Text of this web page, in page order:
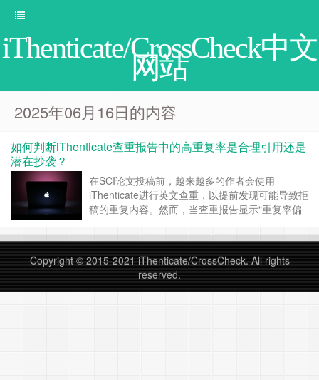
iThenticate/CrossCheck中文
网站
2025年06月16日的内容
如何判断iThenticate查重报告中的高重复率是合理引用还是
潜在抄袭？
在SCI论文投稿前，越来越多的作者会使用
iThenticate进行英文查重，以提前发现可能导致拒
稿的重复内容。然而，当查重报告显示“重复率偏
引用，还是构成了潜在抄袭？尤其是当报告中出现
会被认定为“自我抄袭”。 一、iThenticate如何识别
重复内容？ i……继续阅读 »
Copyright © 2015-2021 iThenticate/CrossCheck. All rights
reserved.